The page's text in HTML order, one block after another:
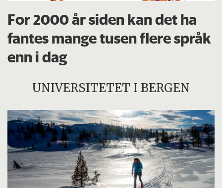
For 2000 år siden kan det ha
fantes mange tusen flere språk
enn i dag
UNIVERSITETET I BERGEN